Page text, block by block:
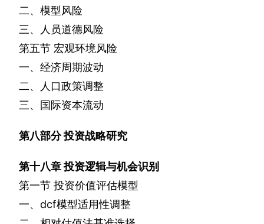
二、模型风险
三、人员道德风险
第五节 宏观环境风险
一、经济周期波动
二、人口政策调整
三、国际资本流动
第八部分投资战略研究
第十八章投资逻辑与机会识别
第一节 投资价值评估模型
一、 dcf模型适用性调整